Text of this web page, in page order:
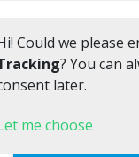
ONS VERHAAL
Could we please
? You can
later.
me choose